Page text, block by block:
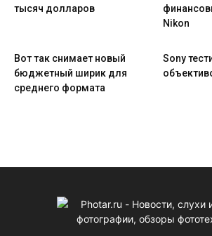
тысяч долларов
Nikon
Вот так снимает новый
бюджетный ширик для
среднего формата
Sony